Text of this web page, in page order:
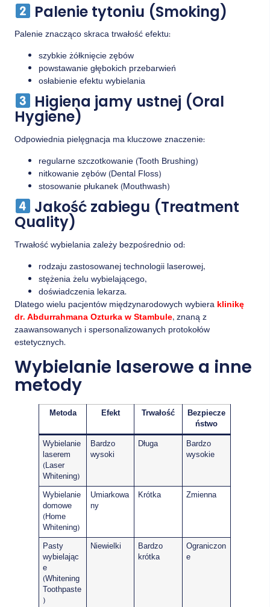
Palenie tytoniu (Smoking)
Palenie znacząco skraca trwałość efektu:
szybkie żółknięcie zębów
powstawanie głębokich przebarwień
osłabienie efektu wybielania
Higiena jamy ustnej (Oral
Hygiene)
Odpowiednia pielęgnacja ma kluczowe znaczenie:
regularne szczotkowanie (Tooth Brushing)
nitkowanie zębów (Dental Floss)
stosowanie płukanek (Mouthwash)
Jakość zabiegu (Treatment
Quality)
Trwałość wybielania zależy bezpośrednio od:
rodzaju zastosowanej technologii laserowej,
stężenia żelu wybielającego,
doświadczenia lekarza.
Dlatego wielu pacjentów międzynarodowych wybiera klinikę
dr. Abdurrahmana Ozturka w Stambule, znaną z
zaawansowanych i spersonalizowanych protokołów
estetycznych.
Wybielanie laserowe a inne
metody
Metoda Efekt Trwałość
Bezpiecze
ństwo
Wybielanie
laserem
(Laser
Whitening)
Bardzo
wysoki
Długa
Bardzo
wysokie
Wybielanie
domowe
(Home
Whitening)
Umiarkowa
ny
Krótka Zmienna
Pasty
wybielając
e
(Whitening
Toothpaste
)
Niewielki
Bardzo
krótka
Ograniczon
e